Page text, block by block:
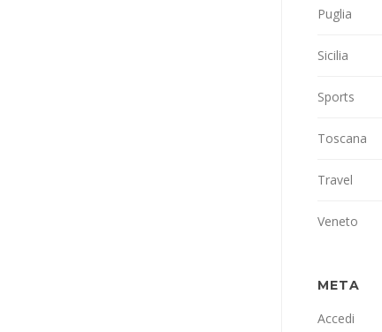
Puglia
Sicilia
Sports
Toscana
Travel
Veneto
META
Accedi